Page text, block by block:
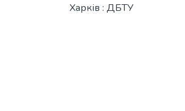
Харків : ДБТУ